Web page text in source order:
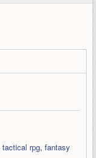
tactical rpg, fantasy